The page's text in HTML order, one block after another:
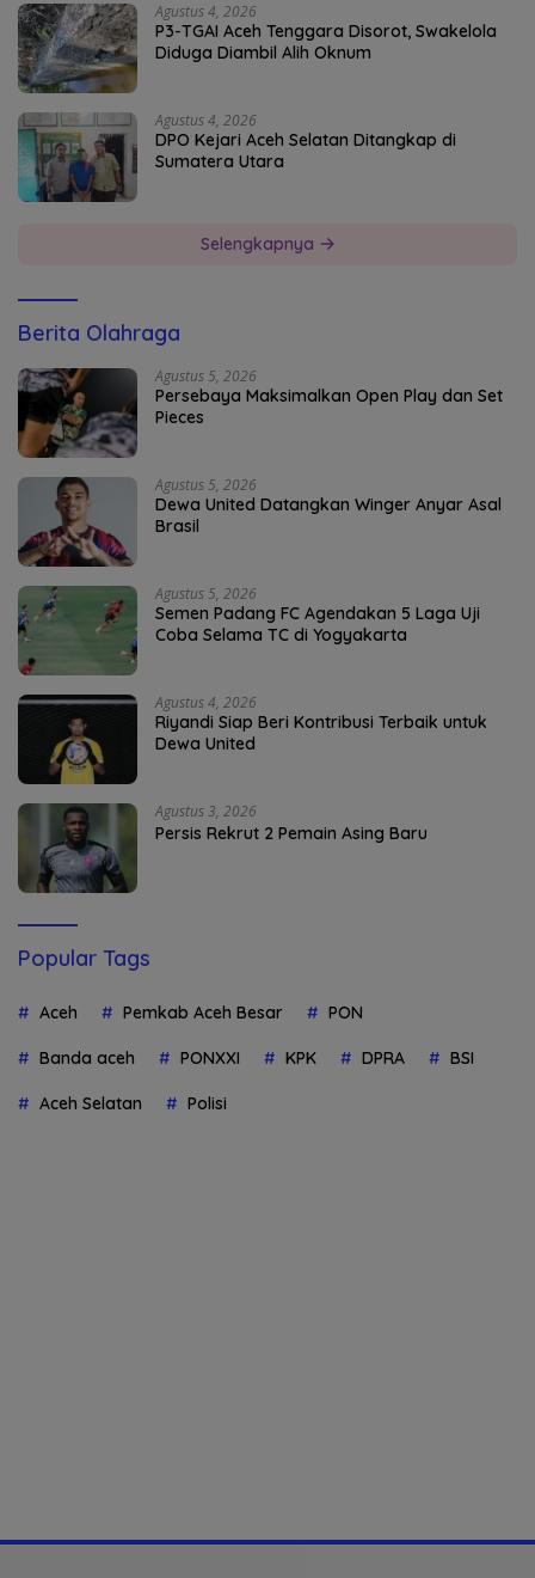
Agustus 4, 2026
P3-TGAI Aceh Tenggara Disorot, Swakelola
Diduga Diambil Alih Oknum
Agustus 4, 2026
DPO Kejari Aceh Selatan Ditangkap di
Sumatera Utara
Selengkapnya
Berita Olahraga
Agustus 5, 2026
Persebaya Maksimalkan Open Play dan Set
Pieces
Agustus 5, 2026
Dewa United Datangkan Winger Anyar Asal
Brasil
Agustus 5, 2026
Semen Padang FC Agendakan 5 Laga Uji
Coba Selama TC di Yogyakarta
Agustus 4, 2026
Riyandi Siap Beri Kontribusi Terbaik untuk
Dewa United
Agustus 3, 2026
Persis Rekrut 2 Pemain Asing Baru
Popular Tags
Aceh Pemkab Aceh Besar PON
Banda aceh PONXXI KPK DPRA BSI
Aceh Selatan Polisi